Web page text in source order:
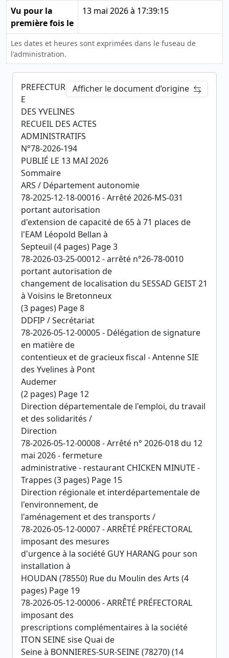
Vu pour la
première fois le
13 mai 2026 à 17:39:15
Les dates et heures sont exprimées dans le fuseau de
l'administration.
Afficher le document d’origine
PREFECTUR
E
DES YVELINES
RECUEIL DES ACTES
ADMINISTRATIFS
N°78-2026-194
PUBLIÉ LE 13 MAI 2026
Sommaire
ARS / Département autonomie
78-2025-12-18-00016 - Arrêté 2026-MS-031
portant autorisation
d'extension de capacité de 65 à 71 places de
l'EAM Léopold Bellan à
Septeuil (4 pages) Page 3
78-2026-03-25-00012 - arrêté n°26-78-0010
portant autorisation de
changement de localisation du SESSAD GEIST 21
à Voisins le Bretonneux
(3 pages) Page 8
DDFIP / Secrétariat
78-2026-05-12-00005 - Délégation de signature
en matière de
contentieux et de gracieux fiscal - Antenne SIE
des Yvelines à Pont
Audemer
(2 pages) Page 12
Direction départementale de l'emploi, du travail
et des solidarités /
Direction
78-2026-05-12-00008 - Arrêté n° 2026-018 du 12
mai 2026 - fermeture
administrative - restaurant CHICKEN MINUTE -
Trappes (3 pages) Page 15
Direction régionale et interdépartementale de
l'environnement, de
l'aménagement et des transports /
78-2026-05-12-00007 - ARRÊTÉ PRÉFECTORAL
imposant des mesures
d'urgence à la société GUY HARANG pour son
installation à
HOUDAN (78550) Rue du Moulin des Arts (4
pages) Page 19
78-2026-05-12-00006 - ARRÊTÉ PRÉFECTORAL
imposant des
prescriptions complémentaires à la société
ITON SEINE sise Quai de
Seine à BONNIERES-SUR-SEINE (78270) (14